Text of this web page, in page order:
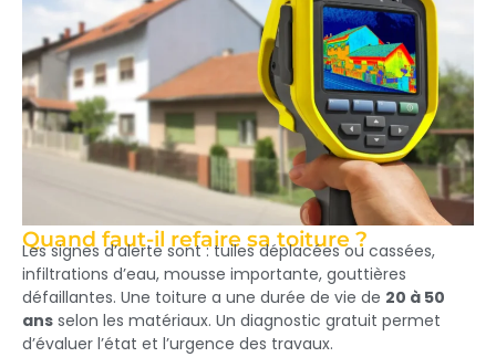
Quand faut-il refaire sa toiture ?
Les signes d’alerte sont : tuiles déplacées ou cassées,
infiltrations d’eau, mousse importante, gouttières
défaillantes. Une toiture a une durée de vie de 20 à 50
ans selon les matériaux. Un diagnostic gratuit permet
d’évaluer l’état et l’urgence des travaux.